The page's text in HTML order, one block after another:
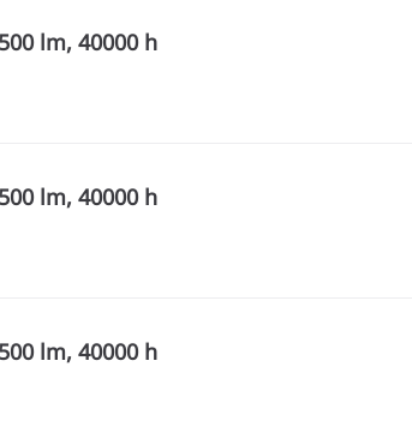
lm, 40000 h
lm, 40000 h
lm, 40000 h